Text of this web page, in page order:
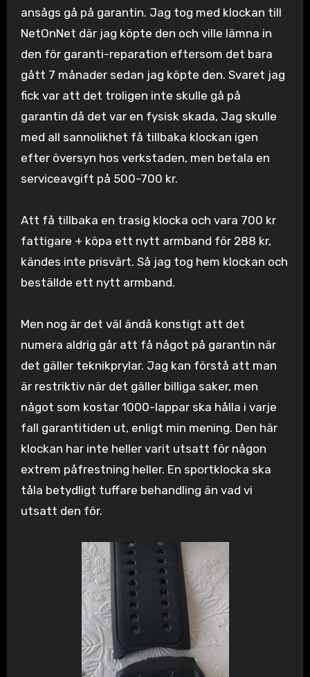
ansågs gå på garantin. Jag tog med klockan till
NetOnNet där jag köpte den och ville lämna in
den för garanti-reparation eftersom det bara
gått 7 månader sedan jag köpte den. Svaret jag
fick var att det troligen inte skulle gå på
garantin då det var en fysisk skada, Jag skulle
med all sannolikhet få tillbaka klockan igen
efter översyn hos verkstaden, men betala en
serviceavgift på 500-700 kr.
Att få tillbaka en trasig klocka och vara 700 kr
fattigare + köpa ett nytt armband för 288 kr,
kändes inte prisvärt. Så jag tog hem klockan och
beställde ett nytt armband.
Men nog är det väl ändå konstigt att det
numera aldrig går att få något på garantin när
det gäller teknikprylar. Jag kan förstå att man
är restriktiv när det gäller billiga saker, men
något som kostar 1000-lappar ska hålla i varje
fall garantitiden ut, enligt min mening. Den här
klockan har inte heller varit utsatt för någon
extrem påfrestning heller. En sportklocka ska
tåla betydligt tuffare behandling än vad vi
utsatt den för.